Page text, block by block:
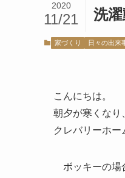
洗濯
2020
11/21
家づくり 日々の出来
こんにちは。
朝夕が寒くなり
クレバリーホ
ボッキーの場